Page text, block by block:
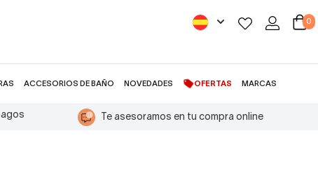
0
ACCESORIOS DE BAÑO NOVEDADES OFERTAS MARCAS
Te asesoramos en tu compra online